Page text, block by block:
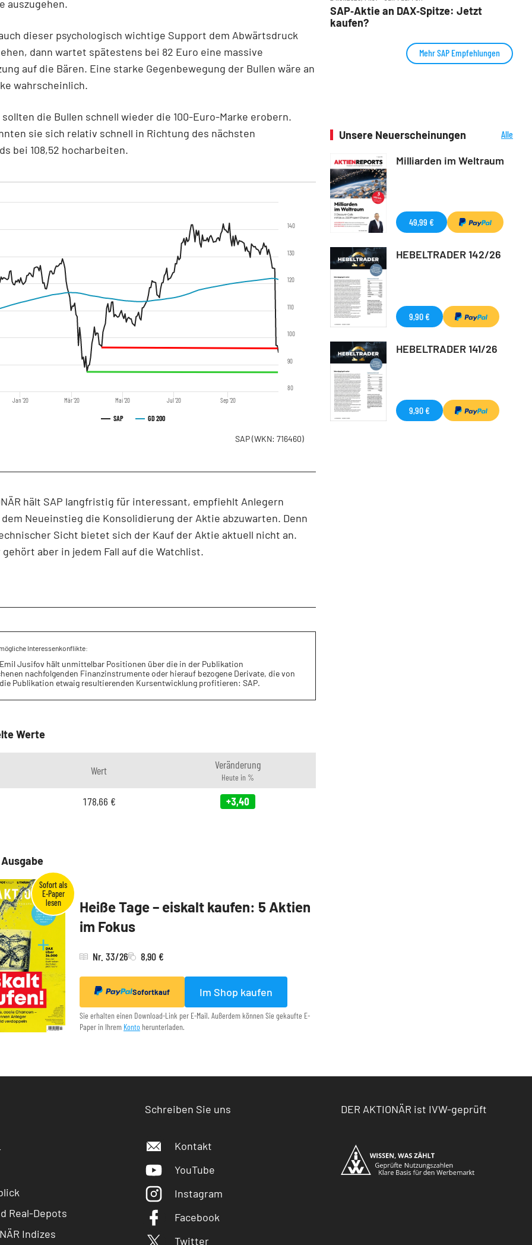
auszugehen.
dieser psychologisch wichtige Support dem Abwärtsdruck
dann wartet spätestens bei 82 Euro eine massive
auf die Bären. Eine starke Gegenbewegung der Bullen wäre an
wahrscheinlich.
sollten die Bullen schnell wieder die 100-Euro-Marke erobern.
sie sich relativ schnell in Richtung des nächsten
bei 108,52 hocharbeiten.
SAP GD 200
Jan '20 Mär '20 Mai '20 Jul '20 Sep '20
80
90
100
110
120
130
140
SAP(WKN: 716460)
hält SAP langfristig für interessant, empfiehlt Anlegern
Neueinstieg die Konsolidierung der Aktie abzuwarten. Denn
Sicht bietet sich der Kauf der Aktie aktuell nicht an.
gehört aber in jedem Fall auf die Watchlist.
Interessenkonflikte:
Jusifov hält unmittelbar Positionen über die in der Publikation
nachfolgenden Finanzinstrumente oder hierauf bezogene Derivate, die von
Publikation etwaig resultierenden Kursentwicklung profitieren: SAP.
Werte
Wert Veränderung
Heute in %
178,66 € +3,40
Heiße Tage – eiskalt kaufen: 5 Aktien
im Fokus
Nr. 33/26 8,90 €
Sofortkauf Im Shop kaufen
Sie erhalten einen Download-Link per E-Mail. Außerdem können Sie gekaufte E-
Paper in Ihrem Konto herunterladen.
SAP‑Aktie an DAX‑Spitze: Jetzt
kaufen?
Mehr SAP Empfehlungen
Unsere Neuerscheinungen
Alle
Milliarden im Weltraum
49,99 €
HEBELTRADER 142/26
9,90 €
HEBELTRADER 141/26
9,90 €
Real-Depots
Indizes
Schreiben Sie uns
Kontakt
YouTube
Instagram
Facebook
Twitter
DER AKTIONÄR ist IVW-geprüft